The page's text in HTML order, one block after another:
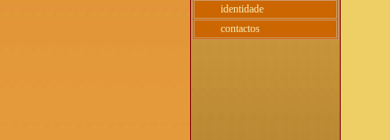
identidade
contactos